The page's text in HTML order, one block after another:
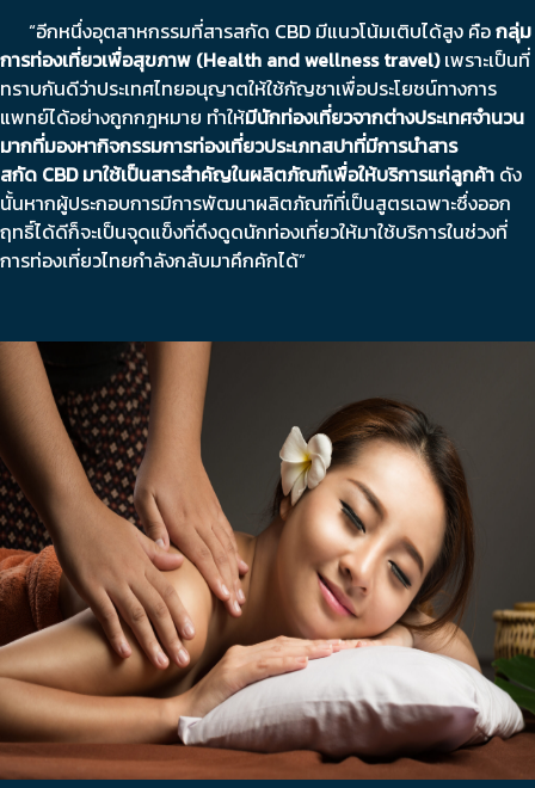
“อีกหนึ่งอุตสาหกรรมที่สารสกัด CBD มีแนวโน้มเติบได้สูง คือกลุ่ม
การท่องเที่ยวเพื่อสุขภาพ (Health and wellness travel)เพราะเป็นที่
ทราบกันดีว่าประเทศไทยอนุญาตให้ใช้กัญชาเพื่อประโยชน์ทางการ
แพทย์ได้อย่างถูกกฎหมาย ทำให้มีนักท่องเที่ยวจากต่างประเทศจำนวน
มากที่มองหากิจกรรมการท่องเที่ยวประเภทสปาที่มีการนำสาร
สกัด CBDมาใช้เป็นสารสำคัญในผลิตภัณฑ์เพื่อให้บริการแก่ลูกค้า ดัง
นั้นหากผู้ประกอบการมีการพัฒนาผลิตภัณฑ์ที่เป็นสูตรเฉพาะซึ่งออก
ฤทธิ์ได้ดีก็จะเป็นจุดแข็งที่ดึงดูดนักท่องเที่ยวให้มาใช้บริการในช่วงที่
การท่องเที่ยวไทยกำลังกลับมาคึกคักได้”